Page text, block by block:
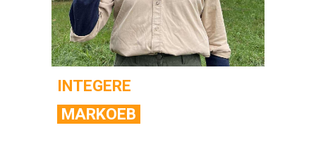
INTEGERE
MARKOEB